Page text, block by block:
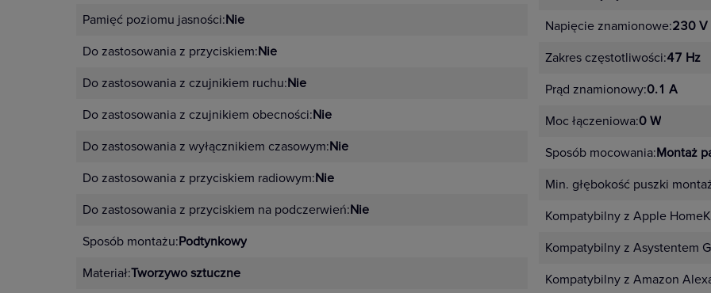
Pastelowe odcienie – pudrowy róż, miętowy, perłowy
Nowoczesne kolory imitujące metal – stalowy, aluminium, stal szczotkowana, aluminium
dopasowania,
znaki pozycji ON/OFF
powiększony obszar pozycjonowania,
Pamięć poziomu jasności:Nie
Do zastosowania z przyciskiem:Nie
Do zastosowania z czujnikiem ruchu:Nie
Do zastosowania z czujnikiem obecności:Nie
Do zastosowania z wyłącznikiem czasowym:Nie
Do zastosowania z przyciskiem radiowym:Nie
Do zastosowania z przyciskiem na podczerwień:Nie
Sposób montażu:Podtynkowy
Materiał:Tworzywo sztuczne
Napięcie znamionowe:230 V
Zakres częstotliwości:47 Hz
Prąd znamionowy:0.1 A
Moc łączeniowa:0 W
Sposób mocowania:Montaż
Min. głębokość puszki
Kompatybilny z Apple
Kompatybilny z Asystentem
Kompatybilny z Amazon